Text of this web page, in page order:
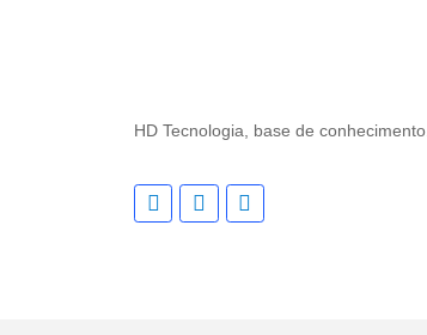
HD Tecnologia, base de conhecimento.